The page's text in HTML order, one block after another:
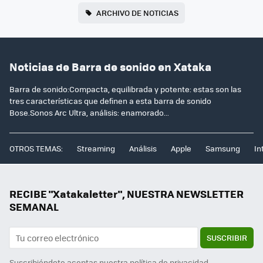
ARCHIVO DE NOTICIAS
Noticias de Barra de sonido en Xataka
Barra de sonido:Compacta, equilibrada y potente: estas son las
tres características que definen a esta barra de sonido
Bose.Sonos Arc Ultra, análisis: enamorado...
OTROS TEMAS: Streaming Análisis Apple Samsung
RECIBE "Xatakaletter", NUESTRA NEWSLETTER
SEMANAL
SUSCRIBIR